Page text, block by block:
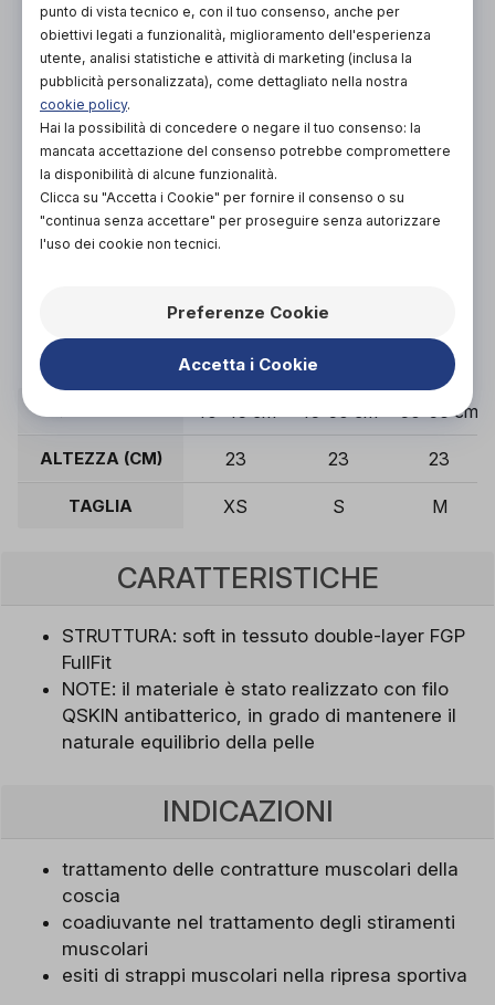
ACQUISTA ONLINE
NON DISPONIBILE
Organizza prova in negozio
Scarica il coupon
40-45 cm 45-50 cm 50-56 cm
ALTEZZA (CM) 23 23 23
TAGLIA XS S M
CARATTERISTICHE
STRUTTURA: soft in tessuto double-layer FGP
FullFit
NOTE: il materiale è stato realizzato con filo
QSKIN antibatterico, in grado di mantenere il
naturale equilibrio della pelle
INDICAZIONI
trattamento delle contratture muscolari della
coscia
coadiuvante nel trattamento degli stiramenti
muscolari
esiti di strappi muscolari nella ripresa sportiva
punto di vista tecnico e, con il tuo consenso, anche per
obiettivi legati a funzionalità, miglioramento dell'esperienza
utente, analisi statistiche e attività di marketing (inclusa la
pubblicità personalizzata), come dettagliato nella nostra
cookie policy.
Hai la possibilità di concedere o negare il tuo consenso: la
mancata accettazione del consenso potrebbe compromettere
la disponibilità di alcune funzionalità.
Clicca su "Accetta i Cookie" per fornire il consenso o su
"continua senza accettare" per proseguire senza autorizzare
l'uso dei cookie non tecnici.
Preferenze Cookie
Accetta i Cookie